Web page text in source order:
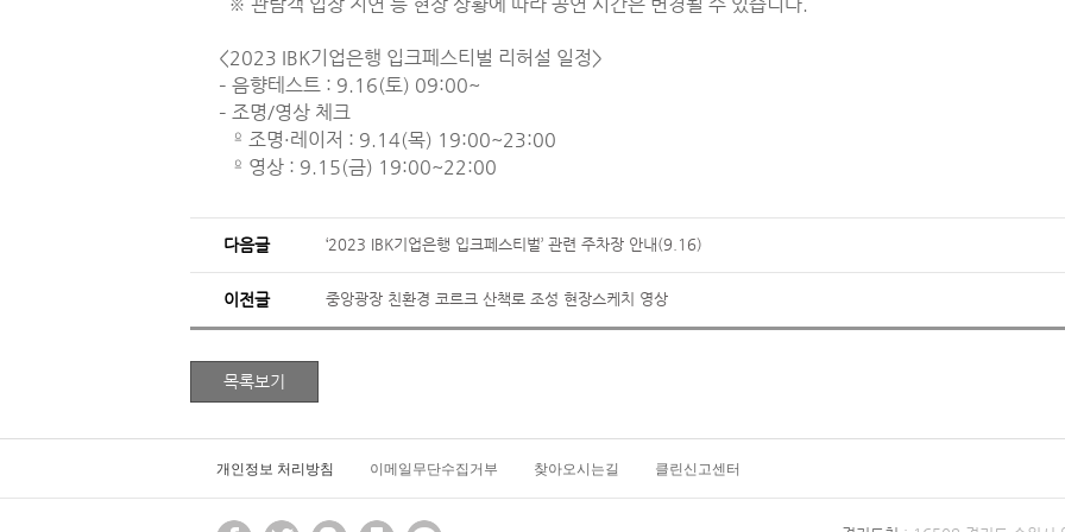
<2023 IBK기업은행 입크페스티벌 리허설 일정>
– 음향테스트 : 9.16(토) 09:00~
– 조명/영상 체크
º 조명·레이저 : 9.14(목) 19:00~23:00
º 영상 : 9.15(금) 19:00~22:00
다음글 ‘2023 IBK기업은행 입크페스티벌’ 관련 주차장 안내(9.16)
이전글 중앙광장 친환경 코르크 산책로 조성 현장스케치 영상
개인정보 처리방침 이메일무단수집거부 찾아오시는길 클린신고센터